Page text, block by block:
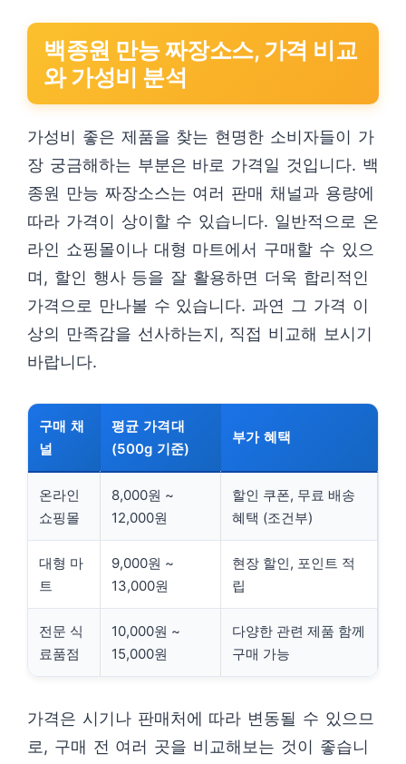
백종원 만능 짜장소스, 가격 비교
와 가성비 분석
가성비 좋은 제품을 찾는 현명한 소비자들이 가
장 궁금해하는 부분은 바로 가격일 것입니다. 백
종원 만능 짜장소스는 여러 판매 채널과 용량에
따라 가격이 상이할 수 있습니다. 일반적으로 온
라인 쇼핑몰이나 대형 마트에서 구매할 수 있으
며, 할인 행사 등을 잘 활용하면 더욱 합리적인
가격으로 만나볼 수 있습니다. 과연 그 가격 이
상의 만족감을 선사하는지, 직접 비교해 보시기
바랍니다.
구매 채
널
평균 가격대
(500g 기준)
부가 혜택
온라인
쇼핑몰
8,000원 ~
12,000원
할인 쿠폰, 무료 배송
혜택 (조건부)
대형 마
트
9,000원 ~
13,000원
현장 할인, 포인트 적
립
전문 식
료품점
10,000원 ~
15,000원
다양한 관련 제품 함께
구매 가능
가격은 시기나 판매처에 따라 변동될 수 있으므
로, 구매 전 여러 곳을 비교해보는 것이 좋습니